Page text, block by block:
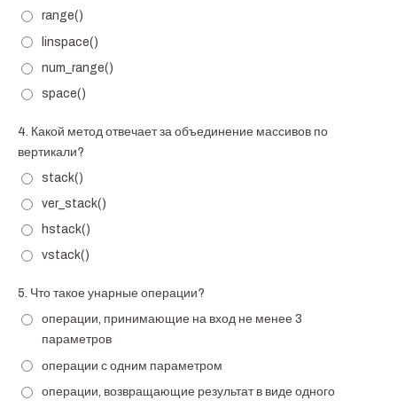
range()
linspace()
num_range()
space()
4. Какой метод отвечает за объединение массивов по
вертикали?
stack()
ver_stack()
hstack()
vstack()
5. Что такое унарные операции?
операции, принимающие на вход не менее 3
параметров
операции с одним параметром
операции, возвращающие результат в виде одного